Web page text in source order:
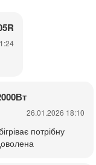
26.01.2026 18:10
потрібну